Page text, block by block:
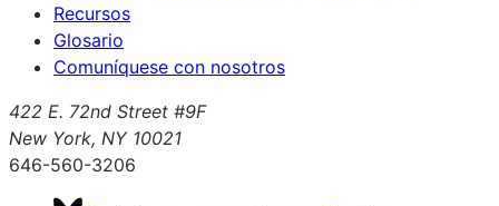
Recursos
Glosario
Comuníquese con nosotros
422 E. 72nd Street #9F
New York, NY 10021
646-560-3206